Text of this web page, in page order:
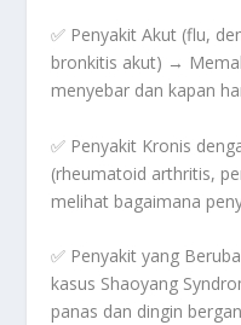
✅ Penyakit Akut (flu,
bronkitis akut) →
menyebar dan kapan
✅ Penyakit Kronis
(rheumatoid arthritis,
melihat bagaimana
✅ Penyakit yang
kasus Shaoyang
panas dan dingin